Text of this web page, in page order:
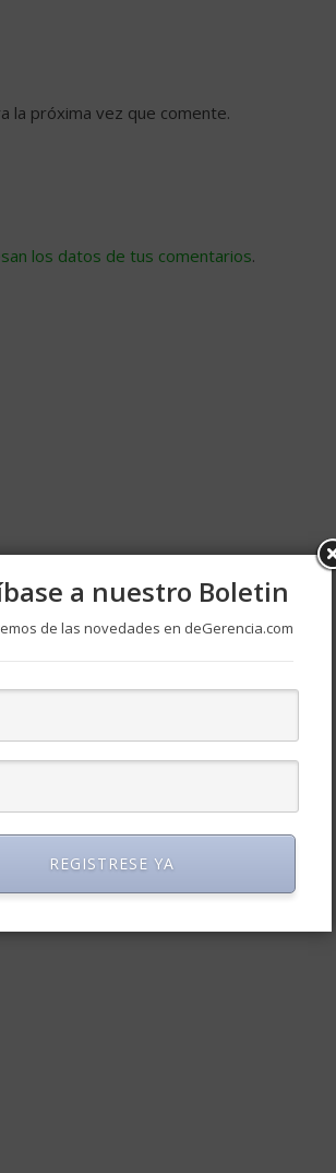
la próxima vez que comente.
los datos de tus comentarios.
a nuestro Boletin
de las novedades en deGerencia.com
REGISTRESE YA